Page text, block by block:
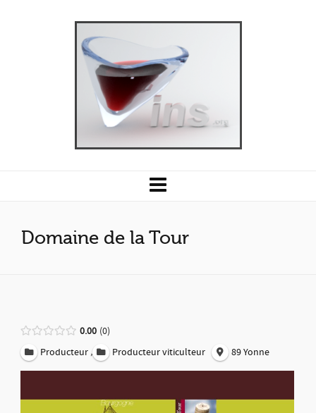
Domaine de la Tour
0.00 0
Producteur , Producteur viticulteur 89 Yonne